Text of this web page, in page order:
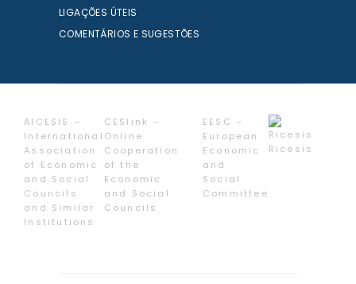
LIGAÇÕES ÚTEIS
COMENTÁRIOS E SUGESTÕES
AICESIS –
International
Association
of Economic
and Social
Councils
and Similar
Institutions
CESlink –
Online
Cooperation
of the
Economic
and Social
Councils
EESC –
European
Economic
and
Social
Committee
Ricesis